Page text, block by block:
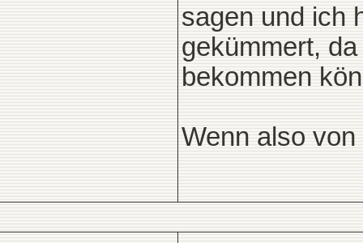
sagen und ich
gekümmert,
bekommen
Wenn also